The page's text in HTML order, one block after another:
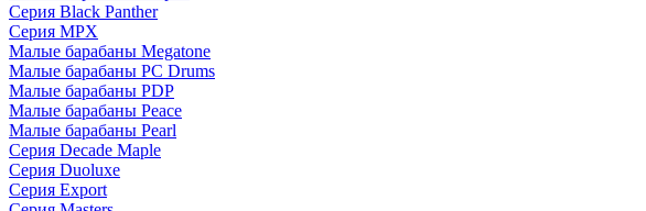
Серия Black Panther
Серия MPX
Малые барабаны Megatone
Малые барабаны PC Drums
Малые барабаны PDP
Малые барабаны Peace
Малые барабаны Pearl
Серия Decade Maple
Серия Duoluxe
Серия Export